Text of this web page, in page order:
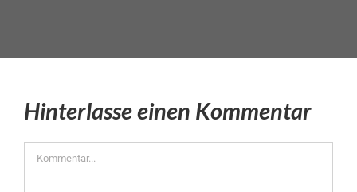
Hinterlasse einen Kommentar